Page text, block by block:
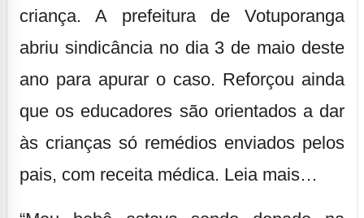
criança. A prefeitura de Votuporanga
abriu sindicância no dia 3 de maio deste
ano para apurar o caso. Reforçou ainda
que os educadores são orientados a dar
às crianças só remédios enviados pelos
pais, com receita médica. Leia mais…